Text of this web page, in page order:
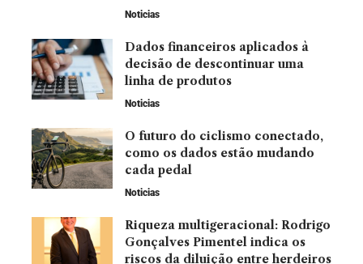
Noticias
Dados financeiros aplicados à
decisão de descontinuar uma
linha de produtos
Noticias
O futuro do ciclismo conectado,
como os dados estão mudando
cada pedal
Noticias
Riqueza multigeracional: Rodrigo
Gonçalves Pimentel indica os
riscos da diluição entre herdeiros